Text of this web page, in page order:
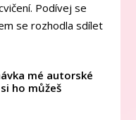
Podívej se
se rozhodla sdílet
mé autorské
ho můžeš